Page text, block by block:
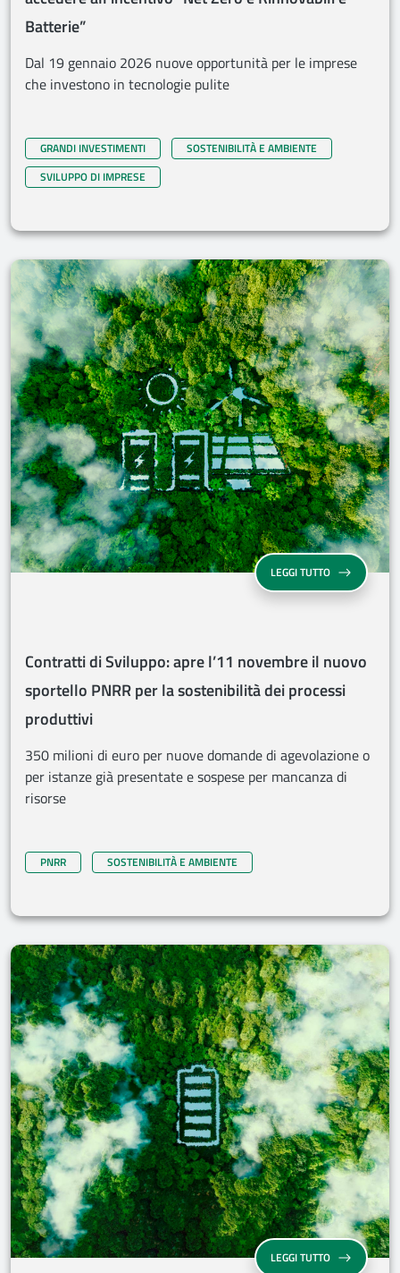
Batterie”
Dal 19 gennaio 2026 nuove opportunità per le imprese
che investono in tecnologie pulite
GRANDI INVESTIMENTI
SOSTENIBILITÀ E AMBIENTE
SVILUPPO DI IMPRESE
LEGGI TUTTOCONTRATTI DI
Contratti di Sviluppo: apre l’11 novembre il nuovo
sportello PNRR per la sostenibilità dei processi
produttivi
350 milioni di euro per nuove domande di agevolazione o
per istanze già presentate e sospese per mancanza di
risorse
PNRR SOSTENIBILITÀ E AMBIENTE
LEGGI TUTTORINNOVABILI